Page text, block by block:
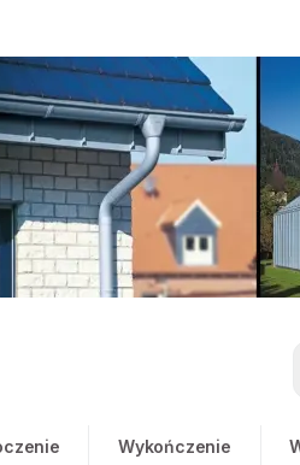
Wykończenie